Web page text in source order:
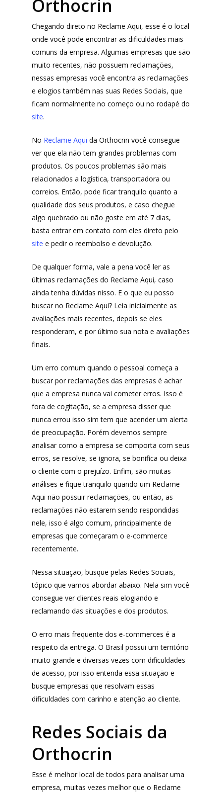
Orthocrin
Chegando direto no Reclame Aqui, esse é o local
onde você pode encontrar as dificuldades mais
comuns da empresa. Algumas empresas que são
muito recentes, não possuem reclamações,
nessas empresas você encontra as reclamações
e elogios também nas suas Redes Sociais, que
ficam normalmente no começo ou no rodapé do
site.
No Reclame Aqui da Orthocrin você consegue
ver que ela não tem grandes problemas com
produtos. Os poucos problemas são mais
relacionados a logística, transportadora ou
correios. Então, pode ficar tranquilo quanto a
qualidade dos seus produtos, e caso chegue
algo quebrado ou não goste em até 7 dias,
basta entrar em contato com eles direto pelo
site e pedir o reembolso e devolução.
De qualquer forma, vale a pena você ler as
últimas reclamações do Reclame Aqui, caso
ainda tenha dúvidas nisso. E o que eu posso
buscar no Reclame Aqui? Leia inicialmente as
avaliações mais recentes, depois se eles
responderam, e por último sua nota e avaliações
finais.
Um erro comum quando o pessoal começa a
buscar por reclamações das empresas é achar
que a empresa nunca vai cometer erros. Isso é
fora de cogitação, se a empresa disser que
nunca errou isso sim tem que acender um alerta
de preocupação. Porém devemos sempre
analisar como a empresa se comporta com seus
erros, se resolve, se ignora, se bonifica ou deixa
o cliente com o prejuízo. Enfim, são muitas
análises e fique tranquilo quando um Reclame
Aqui não possuir reclamações, ou então, as
reclamações não estarem sendo respondidas
nele, isso é algo comum, principalmente de
empresas que começaram o e-commerce
recentemente.
Nessa situação, busque pelas Redes Sociais,
tópico que vamos abordar abaixo. Nela sim você
consegue ver clientes reais elogiando e
reclamando das situações e dos produtos.
O erro mais frequente dos e-commerces é a
respeito da entrega. O Brasil possui um território
muito grande e diversas vezes com dificuldades
de acesso, por isso entenda essa situação e
busque empresas que resolvam essas
dificuldades com carinho e atenção ao cliente.
Redes Sociais da
Orthocrin
Esse é melhor local de todos para analisar uma
empresa, muitas vezes melhor que o Reclame
Produtos